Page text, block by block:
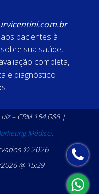
pacientes à
sua saúde,
completa,
e diagnóstico
– CRM 154.086 |
Médico.
© 2026
@ 15:29